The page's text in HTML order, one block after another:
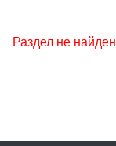
Раздел не найден